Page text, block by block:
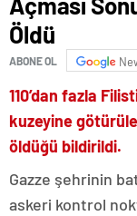
Öldü
ABONE OL
110’dan fazla
kuzeyine
öldüğü bildirildi.
Gazze şehrinin
askeri kontrol